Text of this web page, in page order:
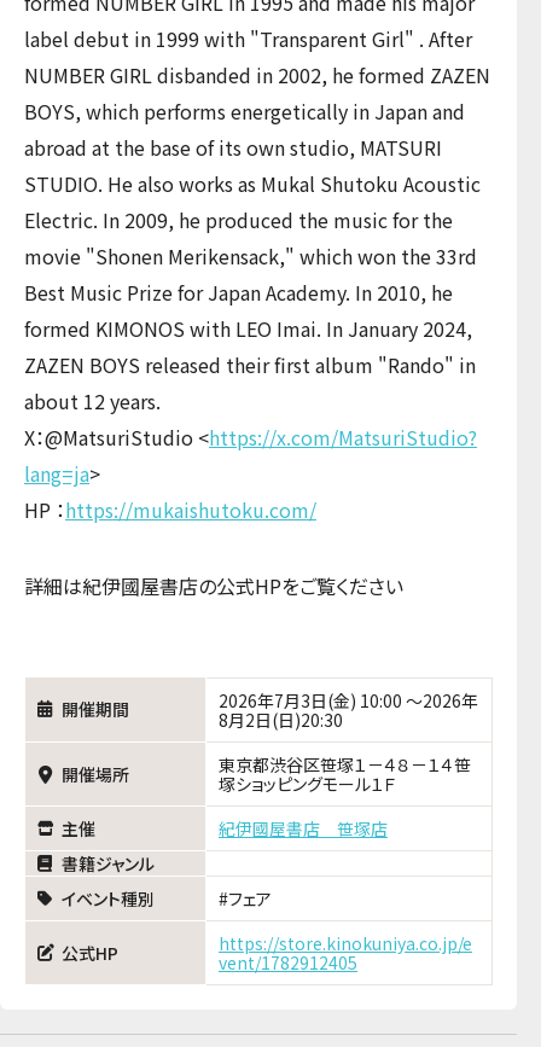
label debut in 1999 with "Transparent Girl" . After
NUMBER GIRL disbanded in 2002, he formed ZAZEN
BOYS, which performs energetically in Japan and
abroad at the base of its own studio, MATSURI
STUDIO. He also works as Mukal Shutoku Acoustic
Electric. In 2009, he produced the music for the
movie "Shonen Merikensack," which won the 33rd
Best Music Prize for Japan Academy. In 2010, he
formed KIMONOS with LEO Imai. In January 2024,
ZAZEN BOYS released their first album "Rando" in
about 12 years.
X：@MatsuriStudio <https://x.com/MatsuriStudio?
lang=ja>
HP ：https://mukaishutoku.com/
詳細は紀伊國屋書店の公式HPをご覧ください
開催期間
2026年7月3日(金) 10:00 ～2026年
8月2日(日)20:30
開催場所
東京都渋谷区笹塚１－４８－１４笹
塚ショッピングモール１Ｆ
主催
紀伊國屋書店 笹塚店
書籍ジャンル
イベント種別
フェア
公式HP
https://store.kinokuniya.co.jp/e
vent/1782912405